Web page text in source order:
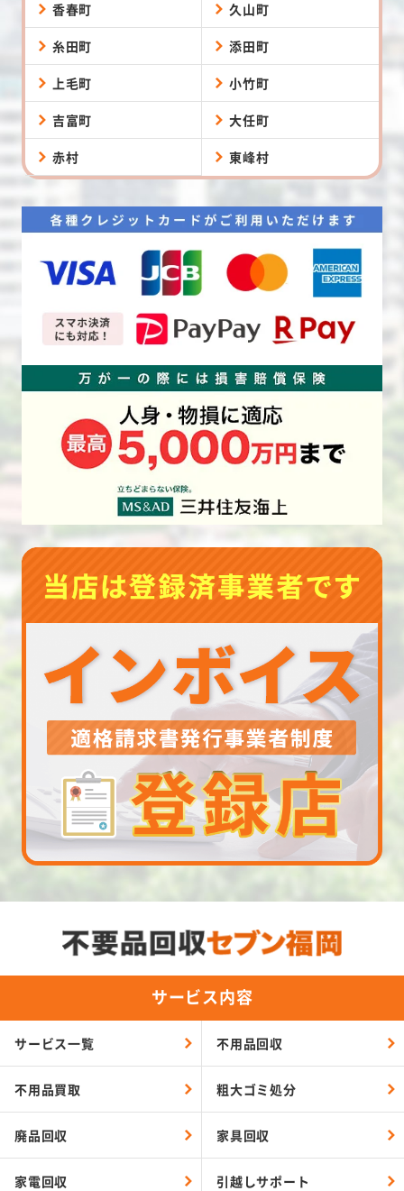
香春町 久山町
糸田町 添田町
上毛町 小竹町
吉富町 大任町
赤村 東峰村
サービス内容
サービス一覧 不用品回収
不用品買取 粗大ゴミ処分
廃品回収 家具回収
家電回収 引越しサポート